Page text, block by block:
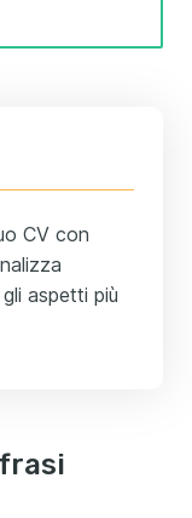
CV con
aspetti più